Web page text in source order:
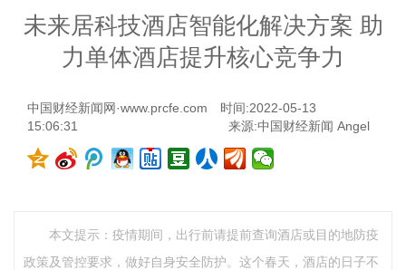
未来居科技酒店智能化解决方案 助
力单体酒店提升核心竞争力
中国财经新闻网·www.prcfe.com
时间:2022-05-13
15:06:31
来源:中国财经新闻 Angel
本文提示：疫情期间，出行前请提前查询酒店或目的地防疫
政策及管控要求，做好自身安全防护。这个春天，酒店的日子不